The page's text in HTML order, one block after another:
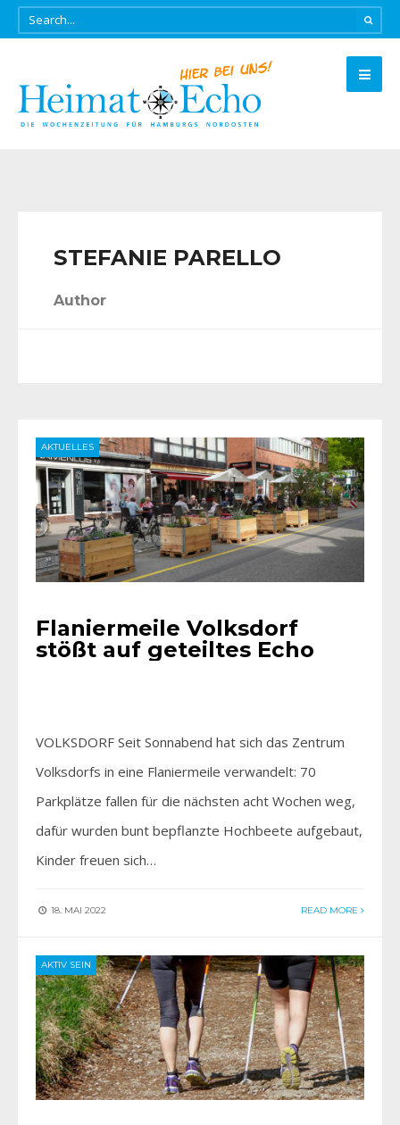
STEFANIE PARELLO
Author
AKTUELLES
Flaniermeile Volksdorf
stößt auf geteiltes Echo
VOLKSDORF Seit Sonnabend hat sich das Zentrum
Volksdorfs in eine Flaniermeile verwandelt: 70
Parkplätze fallen für die nächsten acht Wochen weg,
dafür wurden bunt bepflanzte Hochbeete aufgebaut,
Kinder freuen sich…
18. MAI 2022 READ MORE
AKTIV SEIN